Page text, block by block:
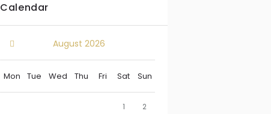
Calendar
August 2026
Mon Tue Wed Thu Fri Sat Sun
1
2